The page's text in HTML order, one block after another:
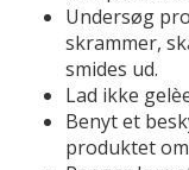
Undersøg
skrammer,
smides ud.
Lad ikke
Benyt et
produktet